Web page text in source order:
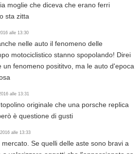
moglie che diceva che erano ferri
sta zitta
alle 13:30
nelle auto il fenomeno delle
motociclistico stanno spopolando! Direi
un fenomeno posititvo, ma le auto d'epoca
alle 13:31
originale che una porsche replica
è questione di gusti
alle 13:33
mercato. Se quelli delle aste sono bravi a